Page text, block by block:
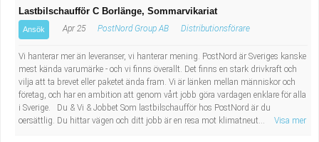
Lastbilschaufför C Borlänge, Sommarvikariat
Ansök Apr 25 PostNord Group AB Distributionsförare
Vi hanterar mer än leveranser, vi hanterar mening. PostNord är Sveriges kanske
mest kända varumärke - och vi finns överallt. Det finns en stark drivkraft och
vilja att ta brevet eller paketet ända fram. Vi är länken mellan människor och
företag, och har en ambition att genom vårt jobb göra vardagen enklare för alla
i Sverige. Du & Vi & Jobbet Som lastbilschaufför hos PostNord är du
oersättlig. Du hittar vägen och ditt jobb är en resa mot klimatneut...
Visa mer